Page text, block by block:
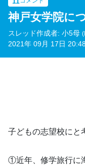
神戸女学院に
スレッド作成者: 小5母
2021年 09月 17日
子どもの志望校にと
①近年、修学旅行に